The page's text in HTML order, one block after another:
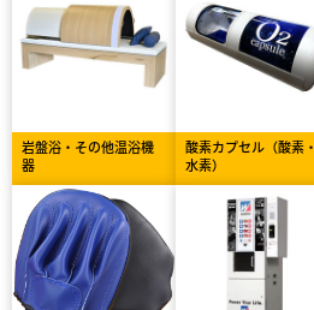
岩盤浴・その他温浴機
器
酸素カプセル（酸素・
水素）